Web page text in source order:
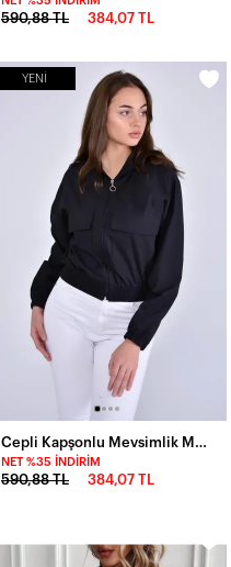
590,88 TL 384,07 TL
YENI
NET %35 İNDIRIM
590,88 TL 384,07 TL